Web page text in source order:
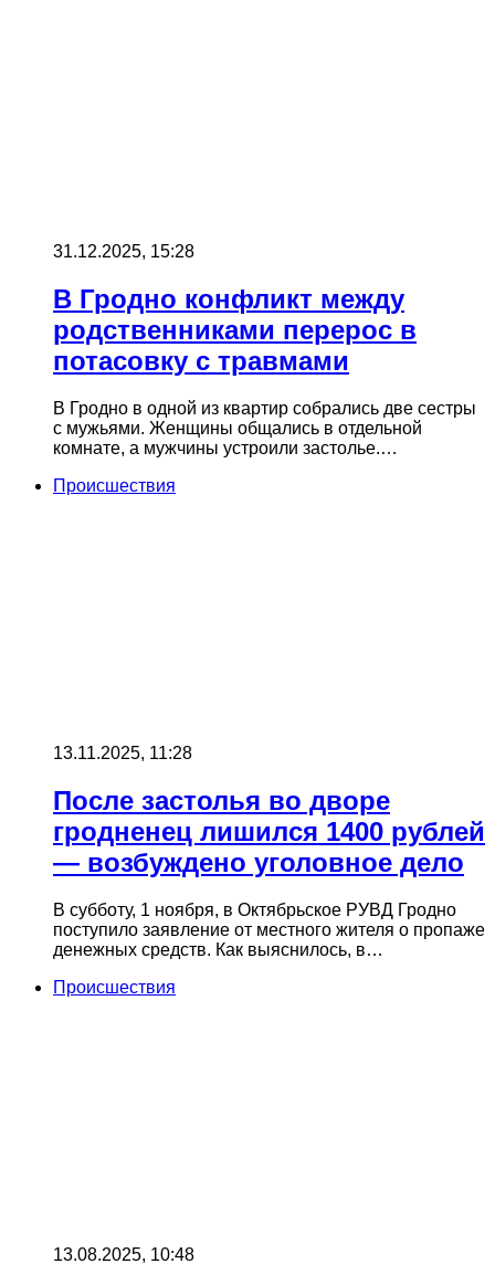
31.12.2025, 15:28
В Гродно конфликт между
родственниками перерос в
потасовку с травмами
В Гродно в одной из квартир собрались две сестры
с мужьями. Женщины общались в отдельной
комнате, а мужчины устроили застолье.…
Происшествия
13.11.2025, 11:28
После застолья во дворе
гродненец лишился 1400 рублей
— возбуждено уголовное дело
В субботу, 1 ноября, в Октябрьское РУВД Гродно
поступило заявление от местного жителя о пропаже
денежных средств. Как выяснилось, в…
Происшествия
13.08.2025, 10:48